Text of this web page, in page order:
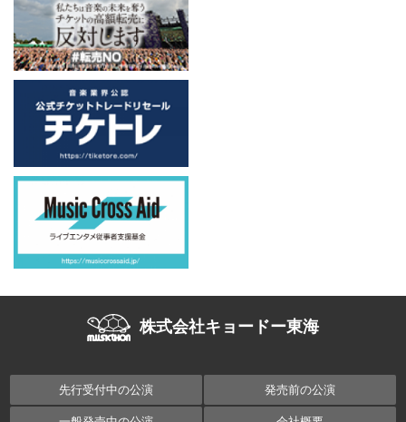
株式会社キョードー東海
先行受付中の公演 発売前の公演